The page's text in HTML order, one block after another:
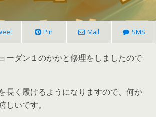
Pin Mail SMS
ーダン１のかかと修理をしましたので
長く履けるようになりますので、何か
しいです。